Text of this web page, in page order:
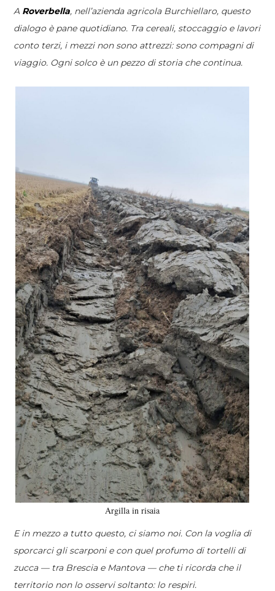
A Roverbella, nell’azienda agricola Burchiellaro, questo
dialogo è pane quotidiano. Tra cereali, stoccaggio e lavori
conto terzi, i mezzi non sono attrezzi: sono compagni di
viaggio. Ogni solco è un pezzo di storia che continua.
Argilla in risaia
E in mezzo a tutto questo, ci siamo noi. Con la voglia di
sporcarci gli scarponi e con quel profumo di tortelli di
zucca — tra Brescia e Mantova — che ti ricorda che il
territorio non lo osservi soltanto: lo respiri.